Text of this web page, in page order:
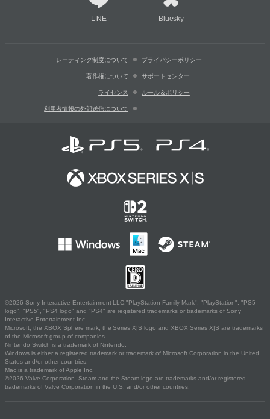
LINE Bluesky
レーティング制度について プライバシーポリシー
著作権について サポートセンター
ライセンス ルール＆ポリシー
利用者情報の外部送信について
©2026 Sony Interactive Entertainment LLC."PlayStation Family Mark", "PlayStation", "PS5
logo", "PS5", "PS4 logo" and "PS4" are registered trademarks or trademarks of Sony
Interactive Entertainment Inc.
Microsoft, the XBOX Sphere mark, the Series X|S logo and XBOX Series X|S are trademarks
of the Microsoft group of companies.
Nintendo Switch is a trademark of Nintendo.
Windows is either a registered trademark or trademark of Microsoft Corporation in the United
States and/or other countries.
Mac is a trademark of Apple Inc.
©2026 Valve Corporation. Steam and the Steam logo are trademarks and/or registered
trademarks of Valve Corporation in the U.S. and/or other countries.